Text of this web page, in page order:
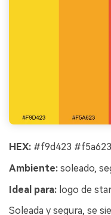
HEX: #f9d423
Ambiente: soleado,
Ideal para: logo de
Soleada y segura, se